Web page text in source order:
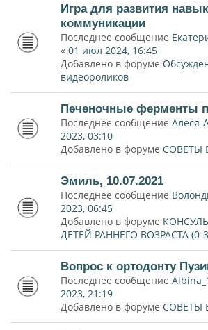
Игра для развития
коммуникации
Последнее сообщение
« 01 июл 2024, 16:45
Добавлено в форуме
видеороликов
Печеночные ферменты
Последнее сообщение Алеся-
2023, 03:10
Добавлено в форуме СОВЕТЫ
Эмиль, 10.07.2021
Последнее сообщение
2023, 06:45
Добавлено в форуме
ДЕТЕЙ РАННЕГО ВОЗРАСТА (0-
Вопрос к ортодонту
Последнее сообщение
2023, 21:19
Добавлено в форуме СОВЕТЫ